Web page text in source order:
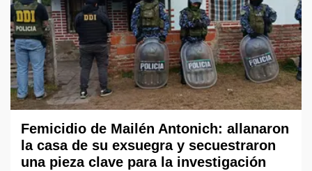
Femicidio de Mailén Antonich: allanaron
la casa de su exsuegra y secuestraron
una pieza clave para la investigación